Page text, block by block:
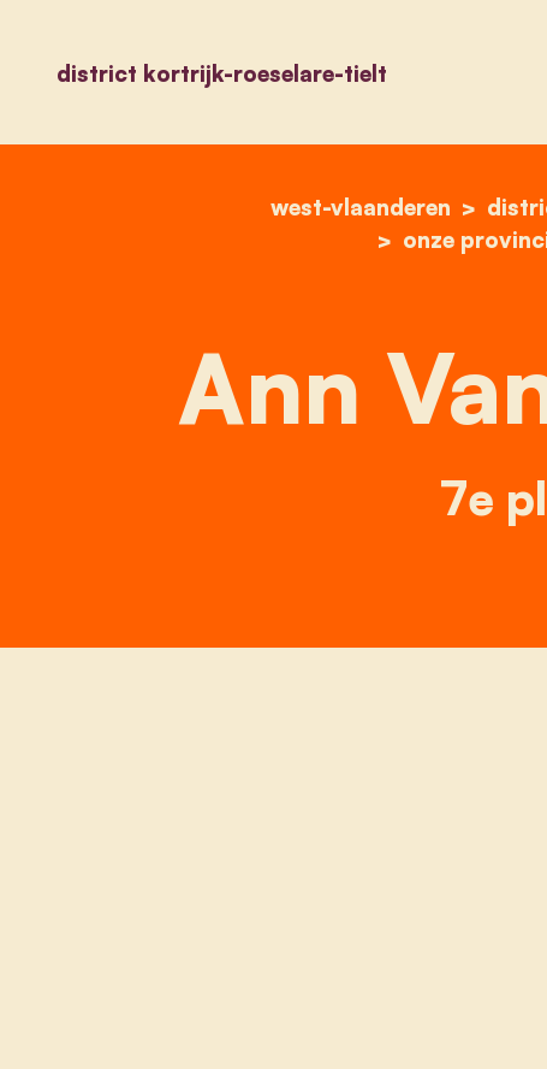
district kortrijk-roeselare-tielt
west-vlaanderen
onze
Ann
7e